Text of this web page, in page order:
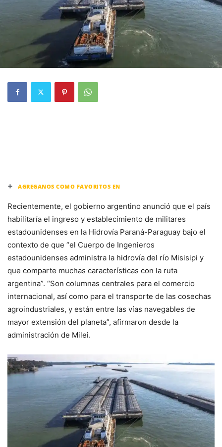
+ AGREGANOS COMO FAVORITOS EN
Recientemente, el gobierno argentino anunció que el país
habilitaría el ingreso y establecimiento de militares
estadounidenses en la Hidrovía Paraná-Paraguay bajo el
contexto de que “el Cuerpo de Ingenieros
estadounidenses administra la hidrovía del río Misisipi y
que comparte muchas características con la ruta
argentina”. “Son columnas centrales para el comercio
internacional, así como para el transporte de las cosechas
agroindustriales, y están entre las vías navegables de
mayor extensión del planeta”, afirmaron desde la
administración de Milei.